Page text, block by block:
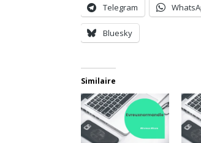
Telegram
Bluesky
Similaire